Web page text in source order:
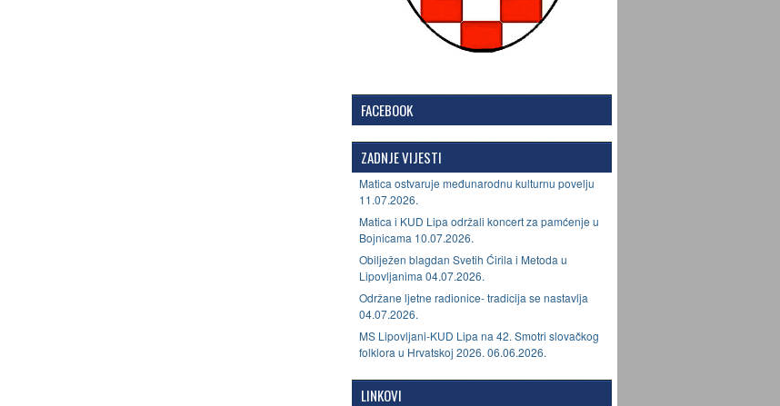
FACEBOOK
ZADNJE VIJESTI
Matica ostvaruje međunarodnu kulturnu povelju
11.07.2026.
Matica i KUD Lipa održali koncert za pamćenje u
Bojnicama 10.07.2026.
Obilježen blagdan Svetih Ćirila i Metoda u
Lipovljanima 04.07.2026.
Održane ljetne radionice- tradicija se nastavlja
04.07.2026.
MS Lipovljani-KUD Lipa na 42. Smotri slovačkog
folklora u Hrvatskoj 2026. 06.06.2026.
LINKOVI